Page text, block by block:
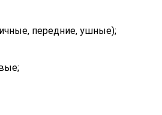
передние, ушные);